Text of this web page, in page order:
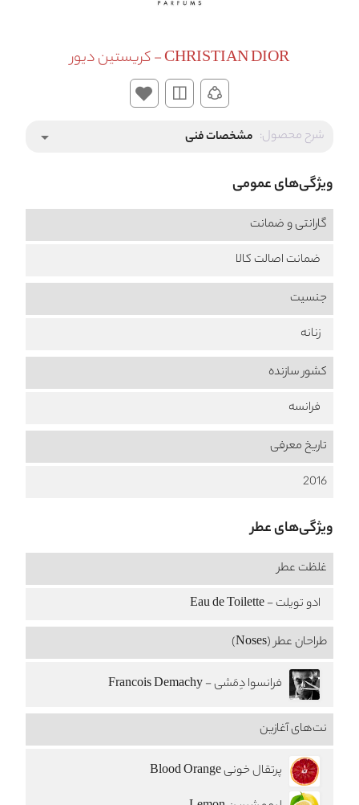
CHRISTIAN DIOR - کریستین دیور
شرح محصول: مشخصات فنی arrow_drop_down
ویژگی‌های عمومی
گارانتی و ضمانت
ضمانت اصالت کالا
جنسیت
زنانه
کشور سازنده
فرانسه
تاریخ معرفی
2016
ویژگی‌های عطر
غلظت عطر
ادو تویلت - Eau de Toilette
طراحان عطر (Noses)
فرانسوا دِمَشی - Francois Demachy
نت‌های آغازین
پرتقال خونی Blood Orange